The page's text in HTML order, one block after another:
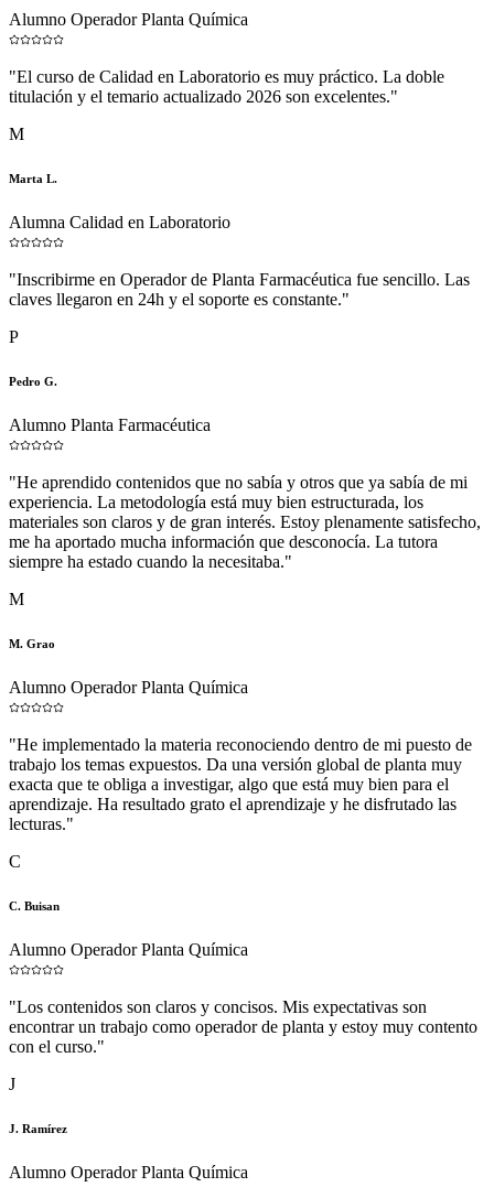
Alumno Operador Planta Química
"El curso de Calidad en Laboratorio es muy práctico. La doble
titulación y el temario actualizado 2026 son excelentes."
M
Marta L.
Alumna Calidad en Laboratorio
"Inscribirme en Operador de Planta Farmacéutica fue sencillo. Las
claves llegaron en 24h y el soporte es constante."
P
Pedro G.
Alumno Planta Farmacéutica
"He aprendido contenidos que no sabía y otros que ya sabía de mi
experiencia. La metodología está muy bien estructurada, los
materiales son claros y de gran interés. Estoy plenamente satisfecho,
me ha aportado mucha información que desconocía. La tutora
siempre ha estado cuando la necesitaba."
M
M. Grao
Alumno Operador Planta Química
"He implementado la materia reconociendo dentro de mi puesto de
trabajo los temas expuestos. Da una versión global de planta muy
exacta que te obliga a investigar, algo que está muy bien para el
aprendizaje. Ha resultado grato el aprendizaje y he disfrutado las
lecturas."
C
C. Buisan
Alumno Operador Planta Química
"Los contenidos son claros y concisos. Mis expectativas son
encontrar un trabajo como operador de planta y estoy muy contento
con el curso."
J
J. Ramírez
Alumno Operador Planta Química